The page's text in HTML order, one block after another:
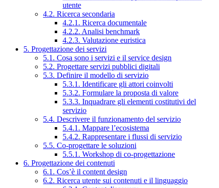
utente
4.2. Ricerca secondaria
4.2.1. Ricerca documentale
4.2.2. Analisi benchmark
4.2.3. Valutazione euristica
5. Progettazione dei servizi
5.1. Cosa sono i servizi e il service design
5.2. Progettare servizi pubblici digitali
5.3. Definire il modello di servizio
5.3.1. Identificare gli attori coinvolti
5.3.2. Formulare la proposta di valore
5.3.3. Inquadrare gli elementi costitutivi del
servizio
5.4. Descrivere il funzionamento del servizio
5.4.1. Mappare l’ecosistema
5.4.2. Rappresentare i flussi di servizio
5.5. Co-progettare le soluzioni
5.5.1. Workshop di co-progettazione
6. Progettazione dei contenuti
6.1. Cos’è il content design
6.2. Ricerca utente sui contenuti e il linguaggio